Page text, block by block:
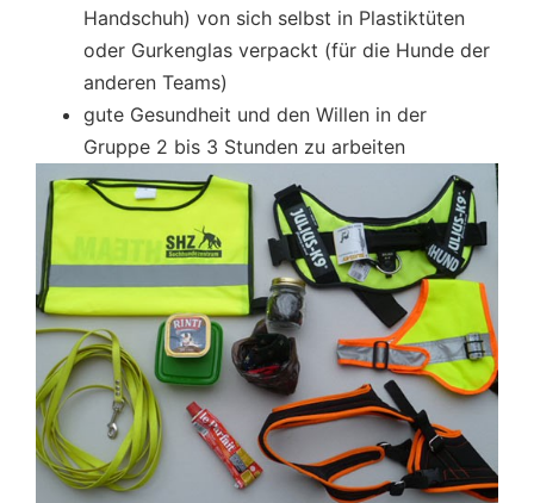
Handschuh) von sich selbst in Plastiktüten
oder Gurkenglas verpackt (für die Hunde der
anderen Teams)
gute Gesundheit und den Willen in der
Gruppe 2 bis 3 Stunden zu arbeiten